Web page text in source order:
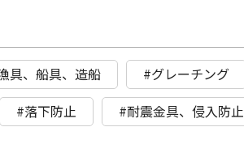
具、船具、造船
#グレーチング
#落下防止
#耐震金具、侵入防止